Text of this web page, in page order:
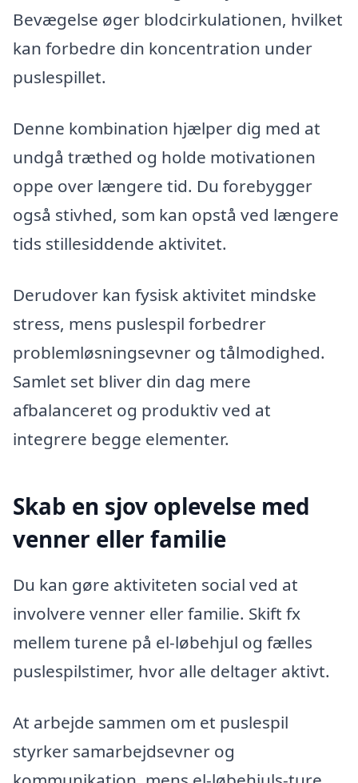
Bevægelse øger blodcirkulationen, hvilket
kan forbedre din koncentration under
puslespillet.
Denne kombination hjælper dig med at
undgå træthed og holde motivationen
oppe over længere tid. Du forebygger
også stivhed, som kan opstå ved længere
tids stillesiddende aktivitet.
Derudover kan fysisk aktivitet mindske
stress, mens puslespil forbedrer
problemløsningsevner og tålmodighed.
Samlet set bliver din dag mere
afbalanceret og produktiv ved at
integrere begge elementer.
Skab en sjov oplevelse med
venner eller familie
Du kan gøre aktiviteten social ved at
involvere venner eller familie. Skift fx
mellem turene på el-løbehjul og fælles
puslespilstimer, hvor alle deltager aktivt.
At arbejde sammen om et puslespil
styrker samarbejdsevner og